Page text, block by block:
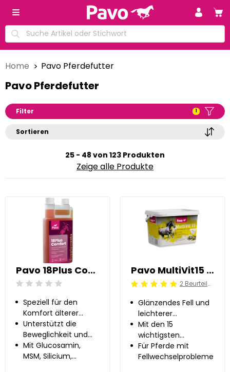
Home Pavo Pferdefutter
Pavo Pferdefutter
Filter 1
Sortieren
25 - 48 von 123 Produkten
Zeige alle Produkte
Pavo 18Plus Comfort 1 l
Beoordeling: 0/5
Speziell für den
Komfort älterer
Pferde
zusammengestellt
Unterstützt die
Beweglichkeit und
Gelenkfunktion
Mit Glucosamin,
MSM, Silicium,
Pavo MultiVit15 3 kg
Beoordeling: 5/5 2 Beurteilung
Glänzendes Fell und
leichterer
Fellwechsel
Mit den 15
wichtigsten
Vitaminen
Für Pferde mit
Fellwechselproblemen